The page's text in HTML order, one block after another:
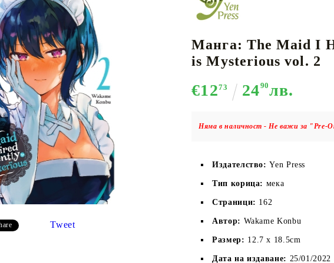
CARD GAME
АКСЕСОАРИ ЗА КАРТОВИ
ИГРИ
Кутии за съхранение
Протектори за карти
Подложки/Матове
Класьори за карти
НАСИПНИ КАРТИ
К-ПОП ДРУГИ
Tweet
Манга: The Maid I
is Mysterious vol. 2
€1273 2490лв.
Няма в наличност - Не важи за "Pre-
Издателство:Yen Press
Тип корица: мека
Страници: 162
Автор: Wakame Konbu
Размер: 12.7 x 18.5cm
Дата на издаване: 25/01/2022